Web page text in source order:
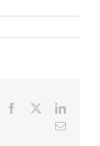
Facebook
E-